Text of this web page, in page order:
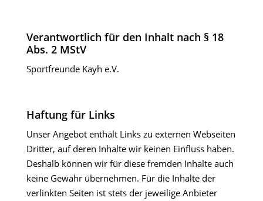
Verantwortlich für den Inhalt nach § 18
Abs. 2 MStV
Sportfreunde Kayh e.V.
Haftung für Links
Unser Angebot enthält Links zu externen Webseiten
Dritter, auf deren Inhalte wir keinen Einfluss haben.
Deshalb können wir für diese fremden Inhalte auch
keine Gewähr übernehmen. Für die Inhalte der
verlinkten Seiten ist stets der jeweilige Anbieter